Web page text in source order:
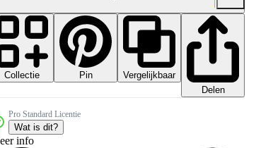
Collectie Pin
Vergelijkbaar
Delen
Pro Standard Licentie
Wat is dit?
info